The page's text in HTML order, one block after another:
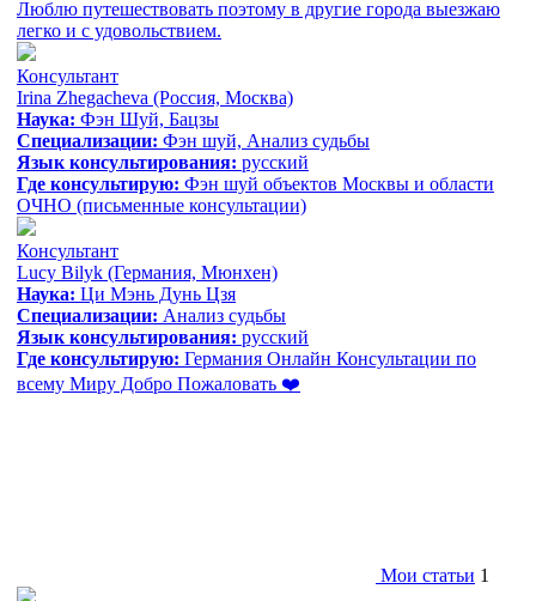
Люблю путешествовать поэтому в другие города выезжаю
легко и с удовольствием.
Консультант
Irina Zhegacheva (Россия, Москва)
Наука: Фэн Шуй, Бацзы
Специализации: Фэн шуй, Анализ судьбы
Язык консультирования: русский
Где консультирую: Фэн шуй объектов Москвы и области
ОЧНО (письменные консультации)
Консультант
Lucy Bilyk (Германия, Мюнхен)
Наука: Ци Мэнь Дунь Цзя
Специализации: Анализ судьбы
Язык консультирования: русский
Где консультирую: Германия Онлайн Консультации по
всему Миру Добро Пожаловать ❤️
Мои статьи 1